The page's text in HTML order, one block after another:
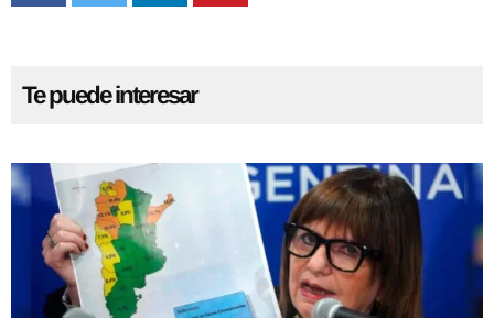
Te puede interesar